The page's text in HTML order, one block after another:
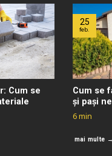
Cum se
Cum se
și pași
6min
mai multe →
25
feb.